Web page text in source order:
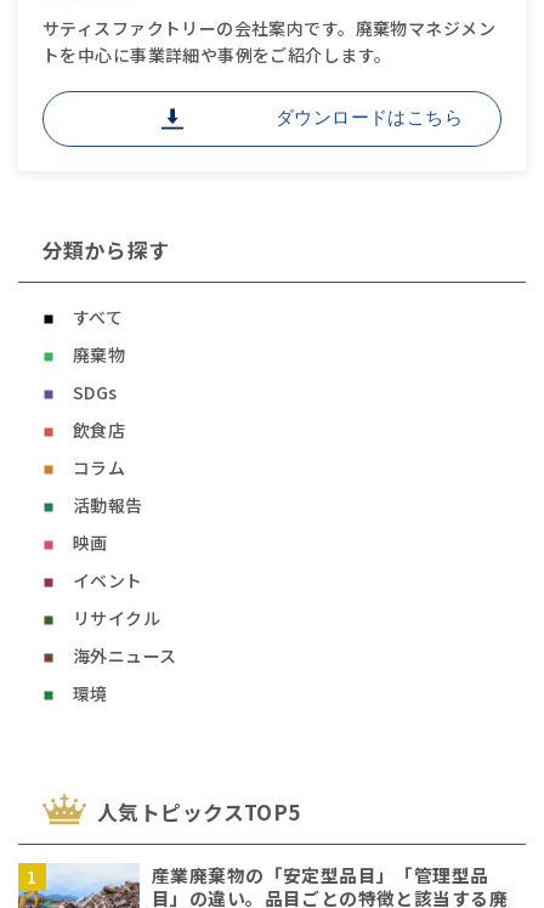
サティスファクトリーの会社案内です。廃棄物マネジメン
トを中心に事業詳細や事例をご紹介します。
ダウンロードはこちら
分類から探す
すべて
廃棄物
SDGs
飲食店
コラム
活動報告
映画
イベント
リサイクル
海外ニュース
環境
⼈気トピックスTOP5
産業廃棄物の「安定型品目」「管理型品
目」の違い。品目ごとの特徴と該当する廃